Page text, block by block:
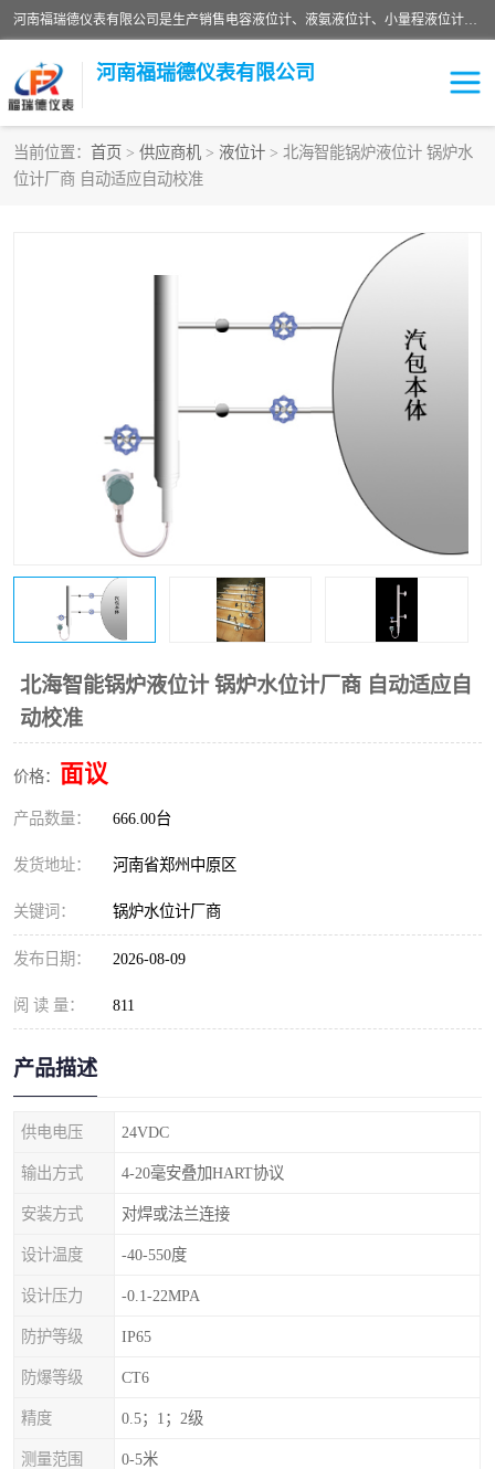
河南福瑞德仪表有限公司是生产销售电容液位计、液氨液位计、小量程液位计定制、智能锅炉水位计、液氮液位计等；并在产品开发、研制的过程中，吸取国内外仪器仪表的技术精华，建立了一支高、精、尖的科研开发队伍，使产品性能不断升级。
河南福瑞德仪表有限公司
当前位置： 首页 > 供应商机 > 液位计 > 北海智能锅炉液位计 锅炉水
位计厂商 自动适应自动校准
北海智能锅炉液位计 锅炉水位计厂商 自动适应自
动校准
价格： 面议
产品数量： 666.00台
发货地址： 河南省郑州中原区
关键词： 锅炉水位计厂商
发布日期： 2026-08-09
阅 读 量： 811
产品描述
供电电压 24VDC
输出方式 4-20毫安叠加HART协议
安装方式 对焊或法兰连接
设计温度 -40-550度
设计压力 -0.1-22MPA
防护等级 IP65
防爆等级 CT6
精度 0.5；1；2级
测量范围 0-5米
液位计
液氮液位计
液位计传感器定制
物位计
温度变送器
流量仪表